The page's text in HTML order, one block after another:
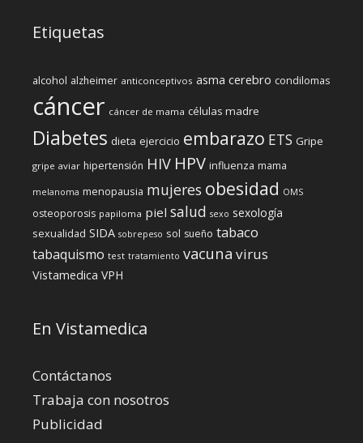
Etiquetas
alcohol alzheimer anticonceptivos asma cerebro condilomas
cáncer cáncer de mama células madre
Diabetes dieta ejercicio embarazo ETS Gripe
gripe aviar hipertensión HIV HPV influenza mama
melanoma menopausia mujeres obesidad OMS
osteoporosis papiloma piel salud sexo sexología
sexualidad SIDA sobrepeso sol sueño tabaco
tabaquismo test tratamiento vacuna virus
Vistamedica VPH
En Vistamedica
Contáctanos
Trabaja con nosotros
Publicidad